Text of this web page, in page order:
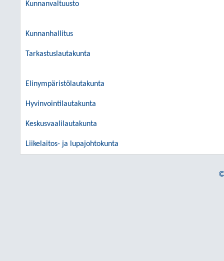
Kunnanvaltuusto
Kunnanhallitus
Tarkastuslautakunta
Elinympäristölautakunta
Hyvinvointilautakunta
Keskusvaalilautakunta
Liikelaitos- ja lupajohtokunta